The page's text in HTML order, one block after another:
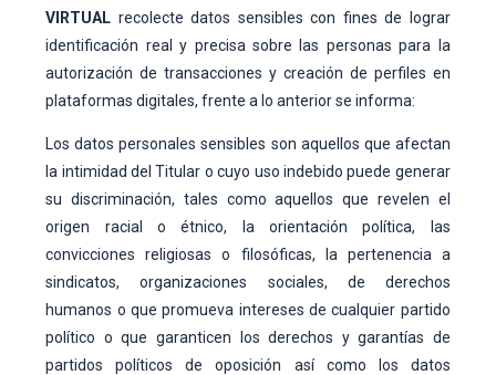
VIRTUAL recolecte datos sensibles con fines de lograr
identificación real y precisa sobre las personas para la
autorización de transacciones y creación de perfiles en
plataformas digitales, frente a lo anterior se informa:
Los datos personales sensibles son aquellos que afectan
la intimidad del Titular o cuyo uso indebido puede generar
su discriminación, tales como aquellos que revelen el
origen racial o étnico, la orientación política, las
convicciones religiosas o filosóficas, la pertenencia a
sindicatos, organizaciones sociales, de derechos
humanos o que promueva intereses de cualquier partido
político o que garanticen los derechos y garantías de
partidos políticos de oposición así como los datos